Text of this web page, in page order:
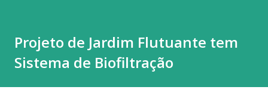
Projeto de Jardim Flutuante tem
Sistema de Biofiltração